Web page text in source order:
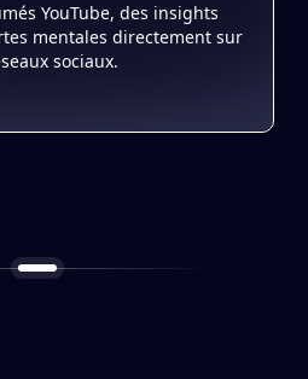
YouTube, des insights
mentales directement sur
sociaux.